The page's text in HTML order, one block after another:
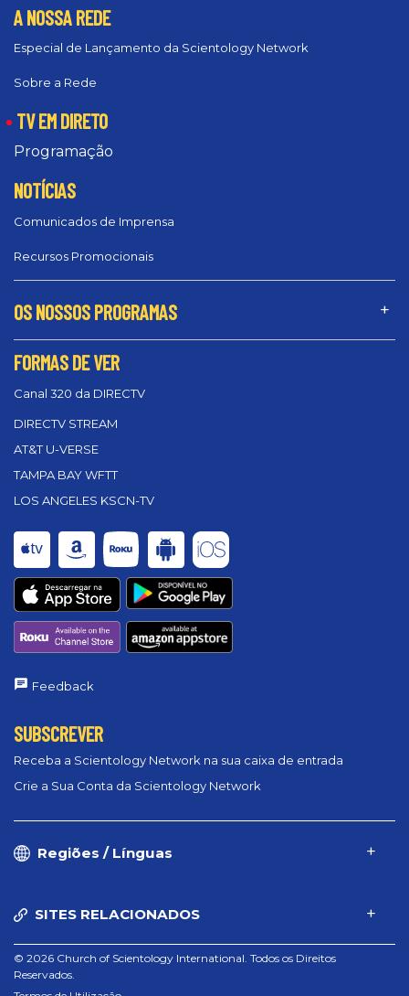
A NOSSA REDE
Especial de Lançamento da Scientology Network
Sobre a Rede
TV EM DIRETO
Programação
NOTÍCIAS
Comunicados de Imprensa
Recursos Promocionais
OS NOSSOS PROGRAMAS
FORMAS DE VER
Canal 320 da DIRECTV
DIRECTV STREAM
AT&T U-VERSE
TAMPA BAY WFTT
LOS ANGELES KSCN-TV
Feedback
SUBSCREVER
Receba a Scientology Network na sua caixa de entrada
Crie a Sua Conta da Scientology Network
Regiões / Línguas
SITES RELACIONADOS
© 2026 Church of Scientology International. Todos os Direitos
Reservados.